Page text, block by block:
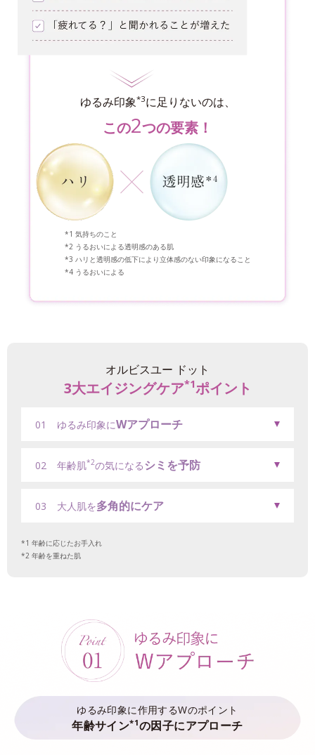
ゆるみ印象*3に足りないのは、
この2つの要素！
気持ちのこと
うるおいによる透明感のある肌
ハリと透明感の低下により立体感のない印象になること
うるおいによる
オルビスユー ドット
3大エイジングケア*1ポイント
01 ゆるみ印象にWアプローチ
02 年齢肌*2の気になる シミを予防
03 大人肌を多角的にケア
年齢に応じたお手入れ
年齢を重ねた肌
ゆるみ印象に作用するWのポイント
年齢サイン*1の因子にアプローチ